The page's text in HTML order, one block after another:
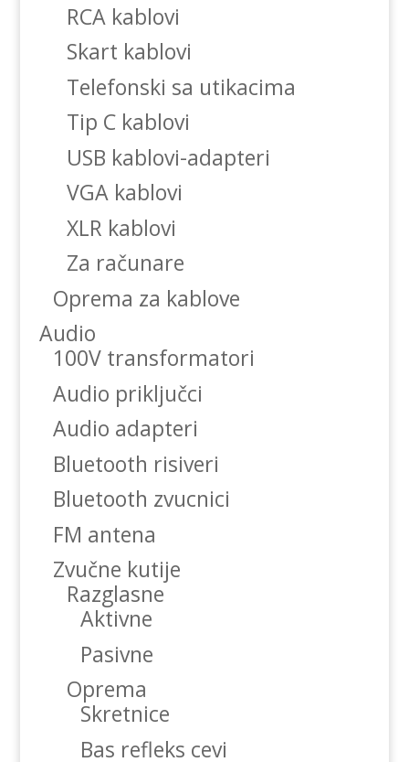
RCA kablovi
Skart kablovi
Telefonski sa utikacima
Tip C kablovi
USB kablovi-adapteri
VGA kablovi
XLR kablovi
Za računare
Oprema za kablove
Audio
100V transformatori
Audio priključci
Audio adapteri
Bluetooth risiveri
Bluetooth zvucnici
FM antena
Zvučne kutije
Razglasne
Aktivne
Pasivne
Oprema
Skretnice
Bas refleks cevi